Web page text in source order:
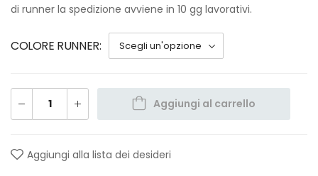
di runner la spedizione avviene in 10 gg lavorativi.
COLORE RUNNER
Aggiungi al carrello
Aggiungi alla lista dei desideri